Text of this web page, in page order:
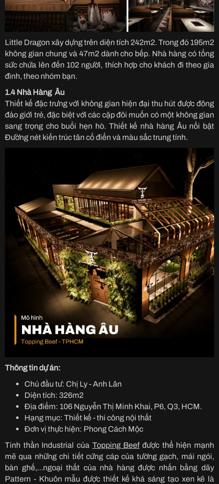
Little Dragon xây dựng trên diện tích 242m2. Trong đó 195m2
không gian chung và 47m2 dành cho bếp. Nhà hàng có tổng
sức chứa lên đến 102 người, thích hợp cho khách đi theo gia
đình, theo nhóm bạn.
1.4 Nhà Hàng Âu
Thiết kế đặc trưng với không gian hiện đại thu hút được đông
đảo giới trẻ, đặc biệt với các cặp đôi muốn có một không gian
sang trọng cho buổi hẹn hò. Thiết kế nhà hàng Âu nổi bật
Đường nét kiến trúc tân cổ điển và màu sắc trung tính.
Thông tin dự án:
Chủ đầu tư: Chị Ly - Anh Lân
Diện tích: 326m2
Địa điểm: 106 Nguyễn Thị Minh Khai, P6, Q3, HCM.
Hạng mục: Thiết kế - thi công nội thất
Đơn vị thực hiện: Phong Cách Mộc
Tinh thần Industrial của Topping Beefđược thể hiện mạnh
mẽ qua những chi tiết cứng cáp của tường gạch, mái ngói,
bàn ghế,...ngoại thất của nhà hàng được nhấn bằng dãy
Pattern - Khuôn mẫu được thiết kế khá sáng tạo xen kẽ là